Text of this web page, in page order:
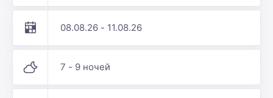
08.08.26 - 11.08.26
7 - 9 ночей